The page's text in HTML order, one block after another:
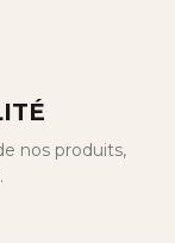
nos produits,